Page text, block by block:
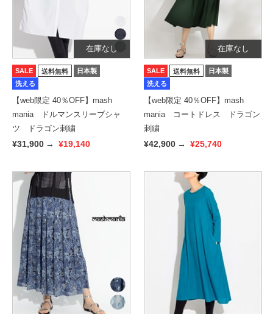
在庫なし
SALE 送料無料
日本製
洗える
【web限定 40％OFF】mash
mania ドルマンスリーブシャ
ツ ドラゴン刺繍
¥31,900 → ¥19,140
在庫なし
SALE 送料無料
日本製
洗える
【web限定 40％OFF】mash
mania コートドレス ドラゴン
刺繍
¥42,900 → ¥25,740